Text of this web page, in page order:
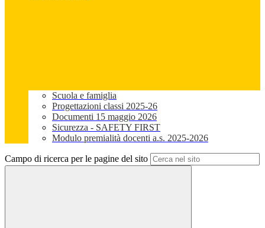
Scuola e famiglia
Progettazioni classi 2025-26
Documenti 15 maggio 2026
Sicurezza - SAFETY FIRST
Modulo premialità docenti a.s. 2025-2026
Campo di ricerca per le pagine del sito